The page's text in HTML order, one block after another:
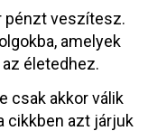
pénzt veszítesz.
amelyek
életedhez.
csak akkor válik
cikkben azt járjuk